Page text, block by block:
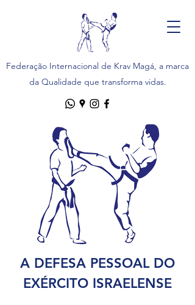
Federação Internacional de Krav Magá, a marca
da Qualidade que transforma vidas.
A DEFESA PESSOAL DO
EXÉRCITO ISRAELENSE